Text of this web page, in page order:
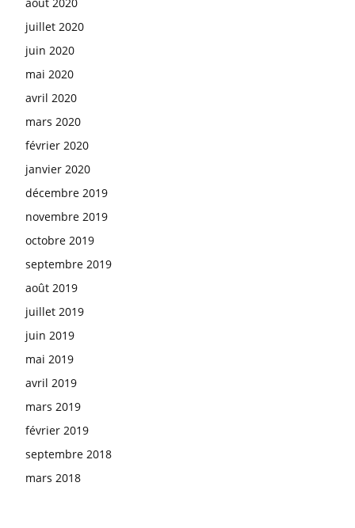
juillet 2020
juin 2020
mai 2020
avril 2020
mars 2020
février 2020
janvier 2020
décembre 2019
novembre 2019
octobre 2019
septembre 2019
août 2019
juillet 2019
juin 2019
mai 2019
avril 2019
mars 2019
février 2019
septembre 2018
mars 2018